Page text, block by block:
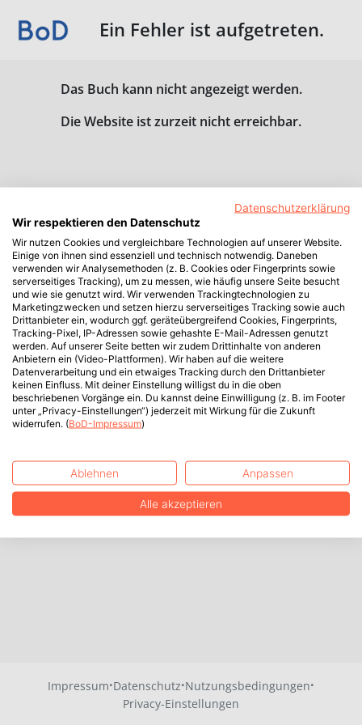
Ein Fehler ist aufgetreten.
Das Buch kann nicht angezeigt werden.
Die Website ist zurzeit nicht erreichbar.
Impressum·Datenschutz·Nutzungsbedingungen·
Privacy-Einstellungen
Datenschutzerklärung
Wir respektieren den Datenschutz
Wir nutzen Cookies und vergleichbare Technologien auf unserer Website.
Einige von ihnen sind essenziell und technisch notwendig. Daneben
verwenden wir Analysemethoden (z. B. Cookies oder Fingerprints sowie
serverseitiges Tracking), um zu messen, wie häufig unsere Seite besucht
und wie sie genutzt wird. Wir verwenden Trackingtechnologien zu
Marketingzwecken und setzen hierzu serverseitiges Tracking sowie auch
Drittanbieter ein, wodurch ggf. geräteübergreifend Cookies, Fingerprints,
Tracking-Pixel, IP-Adressen sowie gehashte E-Mail-Adressen genutzt
werden. Auf unserer Seite betten wir zudem Drittinhalte von anderen
Anbietern ein (Video-Plattformen). Wir haben auf die weitere
Datenverarbeitung und ein etwaiges Tracking durch den Drittanbieter
keinen Einfluss. Mit deiner Einstellung willigst du in die oben
beschriebenen Vorgänge ein. Du kannst deine Einwilligung (z. B. im Footer
unter „Privacy-Einstellungen“) jederzeit mit Wirkung für die Zukunft
widerrufen. (BoD-Impressum)
Ablehnen Anpassen
Alle akzeptieren